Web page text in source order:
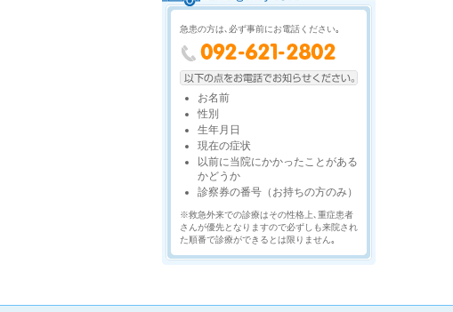
急患の方は､必ず事前にお電話ください｡
お名前
性別
生年月日
現在の症状
以前に当院にかかったことがある
かどうか
診察券の番号（お持ちの方のみ）
※救急外来での診療はその性格上､重症患者
さんが優先となりますので必ずしも来院され
た順番で診療ができるとは限りません｡